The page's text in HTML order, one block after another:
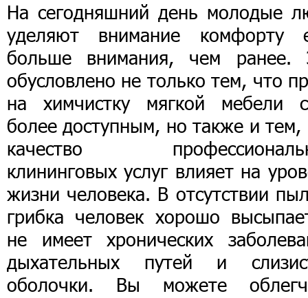
На сегодняшний день молодые
уделяют внимание комфорту
больше внимания, чем ранее.
обусловлено не только тем, что
на химчистку мягкой мебели
более доступным, но также и тем,
качество
клининговых услуг влияет на
жизни человека. В отсутствии
грибка человек хорошо
не имеет хронических
дыхательных путей и
оболочки. Вы можете